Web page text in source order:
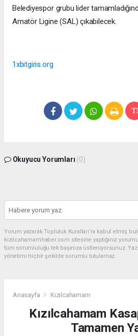
Belediyespor grubu lider
Amatör Ligine (SAL) çıkabilecek.
1xbitgiris.org
Okuyucu Yorumları (0)
Yorum yazarak Topluluk Kuralları’nı kabul etmiş
kizilcahamamhaber.com sitesine yaptığınız
tüm sorumluluğu tek başınıza üstleniyorsunuz.
yönetimi hiçbir şekilde sorumlu tutulamaz.
Anasayfa Kızılcahamam
Kızılcahamam
Tamamen